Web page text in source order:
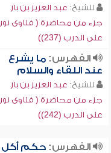
للشيخ: عبد العزيز بن باز
جزء من محاضرة ( فتاوى نور
على الدرب (237))
الفهرس:ما يشرع
عند اللقاء والسلام
للشيخ: عبد العزيز بن باز
جزء من محاضرة ( فتاوى نور
على الدرب (242))
الفهرس:حكم أكل